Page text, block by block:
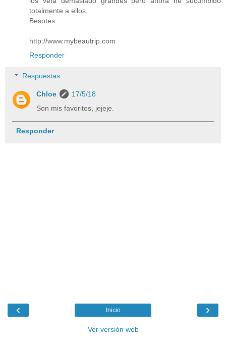
totalmente a ellos.
Besotes
http://www.mybeautrip.com
Responder
Respuestas
Chloe
17/5/18
Son mis favoritos, jejeje.
Responder
‹ ›
Inicio
Ver versión web